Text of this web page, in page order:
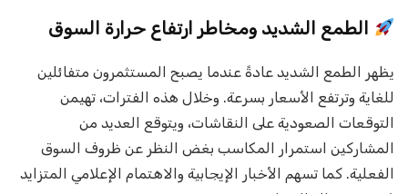
الطمع الشديد ومخاطر ارتفاع حرارة السوق
يظهر الطمع الشديد عادةً عندما يصبح المستثمرون متفائلين
للغاية وترتفع الأسعار بسرعة. وخلال هذه الفترات، تهيمن
التوقعات الصعودية على النقاشات، ويتوقع العديد من
المشاركين استمرار المكاسب بغض النظر عن ظروف السوق
الفعلية. كما تسهم الأخبار الإيجابية والاهتمام الإعلامي المتزايد